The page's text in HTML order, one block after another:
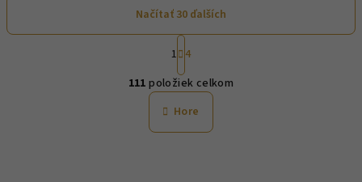
O
v
l
á
Načítať 30 ďalších
S
t
r
á
n
k
o
1 4
111 položiek celkom
Hore